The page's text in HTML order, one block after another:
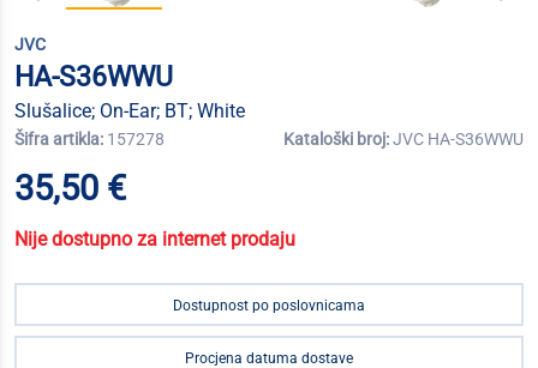
JVC
HA-S36WWU
Slušalice; On-Ear; BT; White
Šifra artikla: 157278 Kataloški broj:JVC HA-S36WWU
35,50 €
Nije dostupno za internet prodaju
Dostupnost po poslovnicama
Procjena datuma dostave